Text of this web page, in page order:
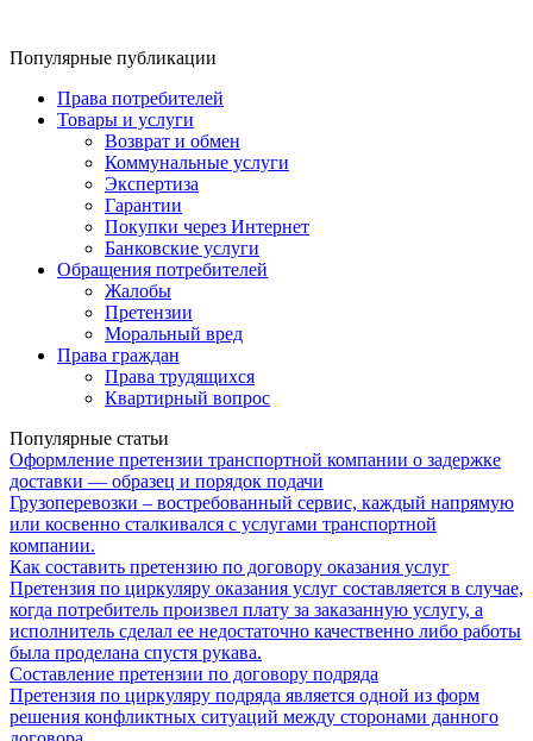
Популярные публикации
Права потребителей
Товары и услуги
Возврат и обмен
Коммунальные услуги
Экспертиза
Гарантии
Покупки через Интернет
Банковские услуги
Обращения потребителей
Жалобы
Претензии
Моральный вред
Права граждан
Права трудящихся
Квартирный вопрос
Популярные статьи
Оформление претензии транспортной компании о задержке
доставки — образец и порядок подачи
Грузоперевозки – востребованный сервис, каждый напрямую
или косвенно сталкивался с услугами транспортной
компании.
Как составить претензию по договору оказания услуг
Претензия по циркуляру оказания услуг составляется в случае,
когда потребитель произвел плату за заказанную услугу, а
исполнитель сделал ее недостаточно качественно либо работы
была проделана спустя рукава.
Составление претензии по договору подряда
Претензия по циркуляру подряда является одной из форм
решения конфликтных ситуаций между сторонами данного